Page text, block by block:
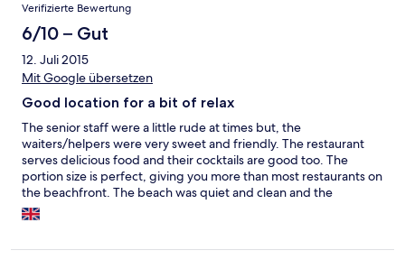
llena de barquitas y es muy plana, con lo que si quieres no tocar
suelo, tienes que pasar entre ellas. El agua para nada es
cristalina, más bien un color algo verdoso. Lo único bueno es
que es tranquila. El hotel está demasiado lejos de todo.
Verifizierte Bewertung
6/10 – Gut
12. Juli 2015
Mit Google übersetzen
Good location for a bit of relax
The senior staff were a little rude at times but, the
waiters/helpers were very sweet and friendly. The restaurant
serves delicious food and their cocktails are good too. The
portion size is perfect, giving you more than most restaurants on
the beachfront. The beach was quiet and clean and the
surrounding of the hotel were reasonably looked after. We had
booked a Garden View Bungalow, but the box room was very